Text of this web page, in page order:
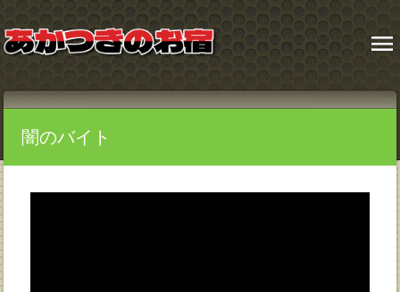
menu
闇のバイト